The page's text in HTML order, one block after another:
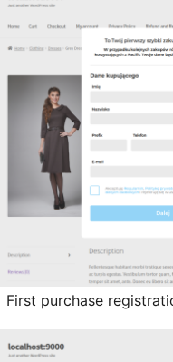
First purchase